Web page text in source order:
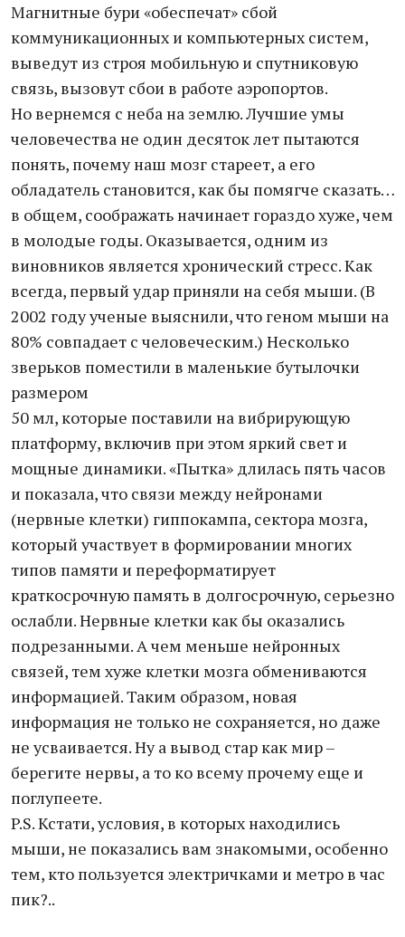
Магнитные бури «обеспечат» сбой
коммуникационных и компьютерных систем,
выведут из строя мобильную и спутниковую
связь, вызовут сбои в работе аэропортов.
Но вернемся с неба на землю. Лучшие умы
человечества не один десяток лет пытаются
понять, почему наш мозг стареет, а его
обладатель становится, как бы помягче сказать…
в общем, соображать начинает гораздо хуже, чем
в молодые годы. Оказывается, одним из
виновников является хронический стресс. Как
всегда, первый удар приняли на себя мыши. (В
2002 году ученые выяснили, что геном мыши на
80% совпадает с человеческим.) Несколько
зверьков поместили в маленькие бутылочки
размером
50 мл, которые поставили на вибрирующую
платформу, включив при этом яркий свет и
мощные динамики. «Пытка» длилась пять часов
и показала, что связи между нейронами
(нервные клетки) гиппокампа, сектора мозга,
который участвует в формировании многих
типов памяти и переформатирует
краткосрочную память в долгосрочную, серьезно
ослабли. Нервные клетки как бы оказались
подрезанными. А чем меньше нейронных
связей, тем хуже клетки мозга обмениваются
информацией. Таким образом, новая
информация не только не сохраняется, но даже
не усваивается. Ну а вывод стар как мир –
берегите нервы, а то ко всему прочему еще и
поглупеете.
P.S. Кстати, условия, в которых находились
мыши, не показались вам знакомыми, особенно
тем, кто пользуется электричками и метро в час
пик?..